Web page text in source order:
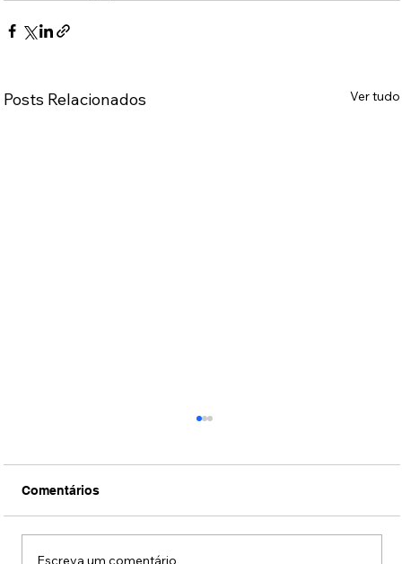
Posts Relacionados Ver tudo
Comentários
Escreva um comentário